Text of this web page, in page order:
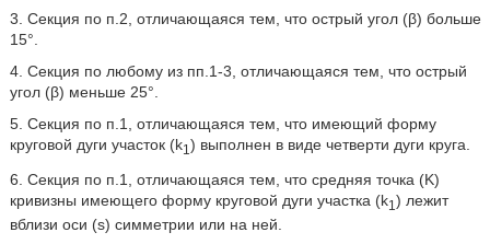
3. Секция по п.2, отличающаяся тем, что острый угол (β) больше
15°.
4. Секция по любому из пп.1-3, отличающаяся тем, что острый
угол (β) меньше 25°.
5. Секция по п.1, отличающаяся тем, что имеющий форму
круговой дуги участок (k1 ) выполнен в виде четверти дуги круга.
6. Секция по п.1, отличающаяся тем, что средняя точка (K)
кривизны имеющего форму круговой дуги участка (k1 ) лежит
вблизи оси (s) симметрии или на ней.